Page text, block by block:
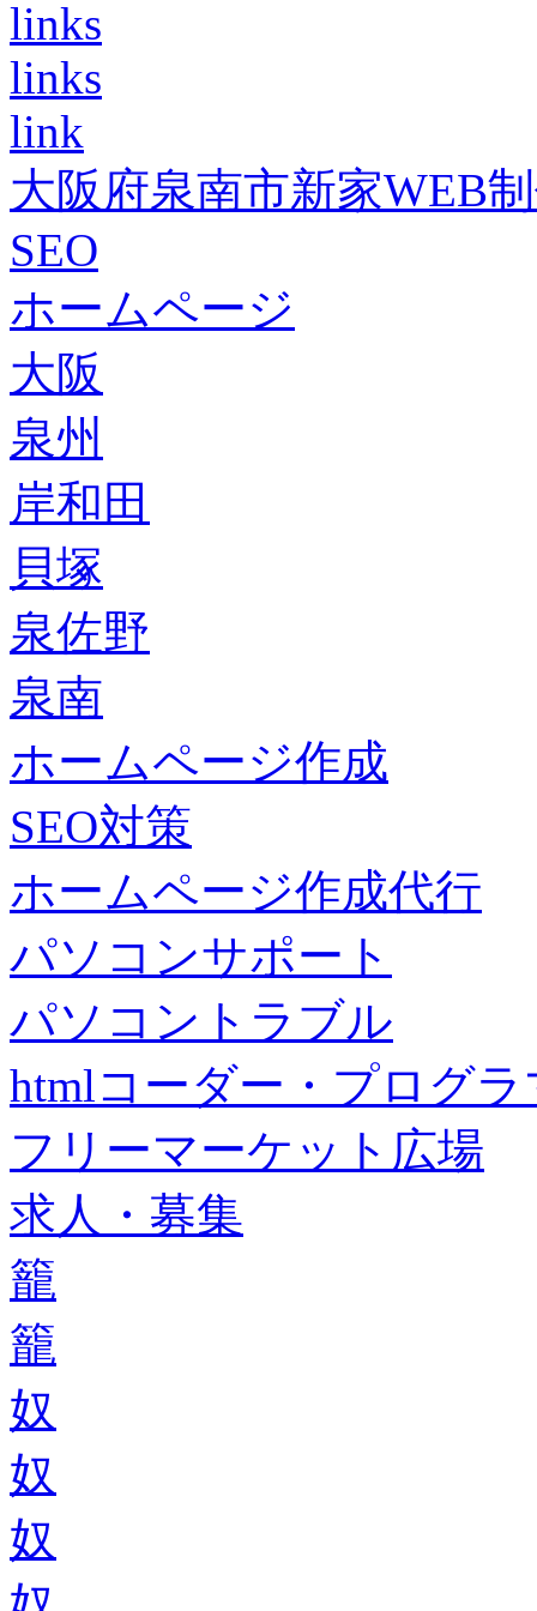
links
links
link
大阪府泉南市新家WEB
SEO
ホームページ
大阪
泉州
岸和田
貝塚
泉佐野
泉南
ホームページ作成
SEO対策
ホームページ作成代行
パソコンサポート
パソコントラブル
htmlコーダー・プログラ
フリーマーケット広場
求人・募集
籠
籠
奴
奴
奴